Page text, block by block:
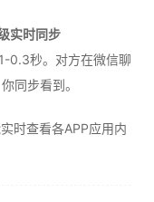
实时同步
0.3秒。对方在微信聊
同步看到。
时查看各APP应用内